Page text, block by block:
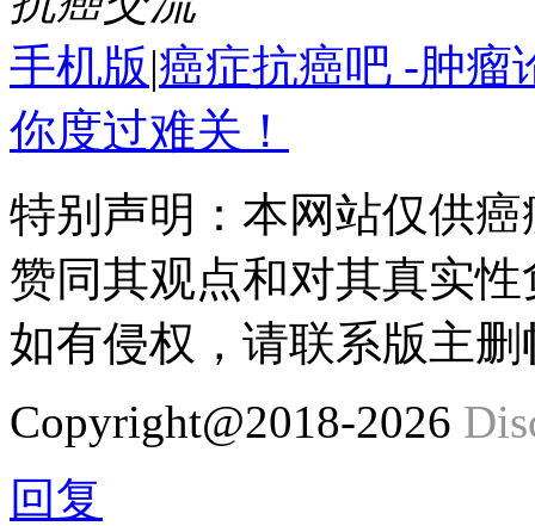
手机版|癌症抗癌吧 -肿瘤
你度过难关！
特别声明：本网站仅供
赞同其观点和对其真实
如有侵权，请联系版主删
Copyright@2018-2026
回复